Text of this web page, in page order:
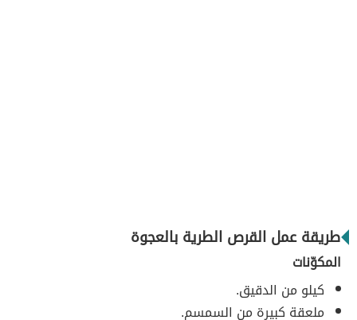
طريقة عمل القرص الطرية بالعجوة
المكوّنات
كيلو من الدقيق.
ملعقة كبيرة من السمسم.